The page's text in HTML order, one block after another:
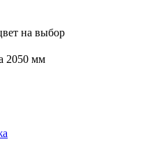
на выбор
2050 мм